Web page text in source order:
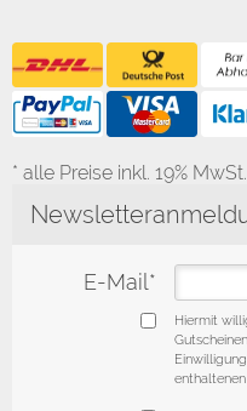
* alle Preise inkl. 19% MwSt.